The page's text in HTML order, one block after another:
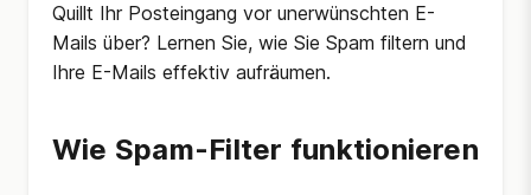
Quillt Ihr Posteingang vor unerwünschten E-
Mails über? Lernen Sie, wie Sie Spam filtern und
Ihre E-Mails effektiv aufräumen.
Wie Spam-Filter funktionieren